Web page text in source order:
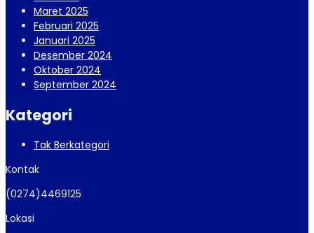
Maret 2025
Februari 2025
Januari 2025
Desember 2024
Oktober 2024
September 2024
Kategori
Tak Berkategori
Kontak
(0274)4469125
Lokasi